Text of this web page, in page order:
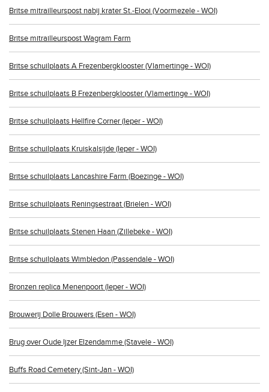
Britse mitrailleurspost nabij krater St.-Elooi (Voormezele - WOI)
Britse mitrailleurspost Wagram Farm
Britse schuilplaats A Frezenbergklooster (Vlamertinge - WOI)
Britse schuilplaats B Frezenbergklooster (Vlamertinge - WOI)
Britse schuilplaats Hellfire Corner (Ieper - WOI)
Britse schuilplaats Kruiskalsijde (Ieper - WOI)
Britse schuilplaats Lancashire Farm (Boezinge - WOI)
Britse schuilplaats Reningsestraat (Brielen - WOI)
Britse schuilplaats Stenen Haan (Zillebeke - WOI)
Britse schuilplaats Wimbledon (Passendale - WOI)
Bronzen replica Menenpoort (Ieper - WOI)
Brouwerij Dolle Brouwers (Esen - WOI)
Brug over Oude Ijzer Elzendamme (Stavele - WOI)
Buffs Road Cemetery (Sint-Jan - WOI)